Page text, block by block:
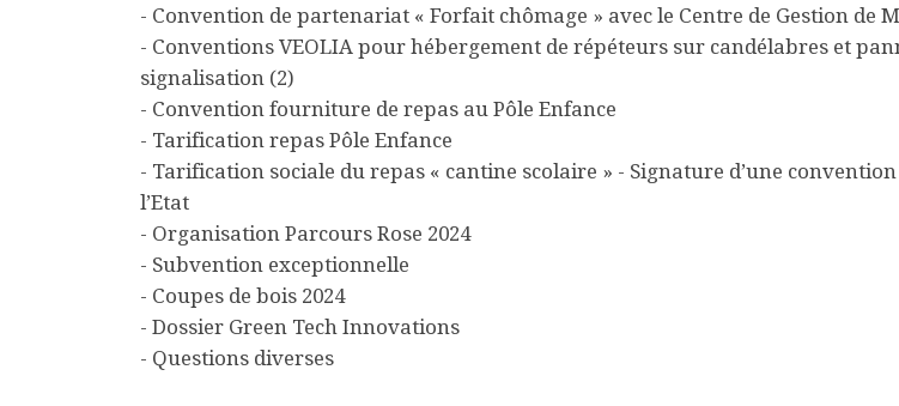
- Convention de partenariat « Forfait chômage » avec le Centre de Gestion de
- Conventions VEOLIA pour hébergement de répéteurs sur candélabres et
signalisation (2)
- Convention fourniture de repas au Pôle Enfance
- Tarification repas Pôle Enfance
- Tarification sociale du repas « cantine scolaire » - Signature d’une
l’Etat
- Organisation Parcours Rose 2024
- Subvention exceptionnelle
- Coupes de bois 2024
- Dossier Green Tech Innovations
- Questions diverses